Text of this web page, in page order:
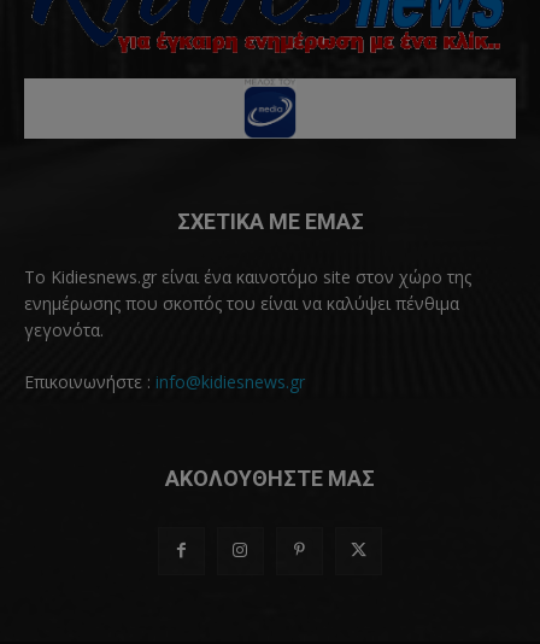
ΣΧΕΤΙΚΑ ΜΕ ΕΜΑΣ
Το Kidiesnews.gr είναι ένα καινοτόμο site στον χώρο της
ενημέρωσης που σκοπός του είναι να καλύψει πένθιμα
γεγονότα.
Επικοινωνήστε : info@kidiesnews.gr
ΑΚΟΛΟΥΘΗΣΤΕ ΜΑΣ